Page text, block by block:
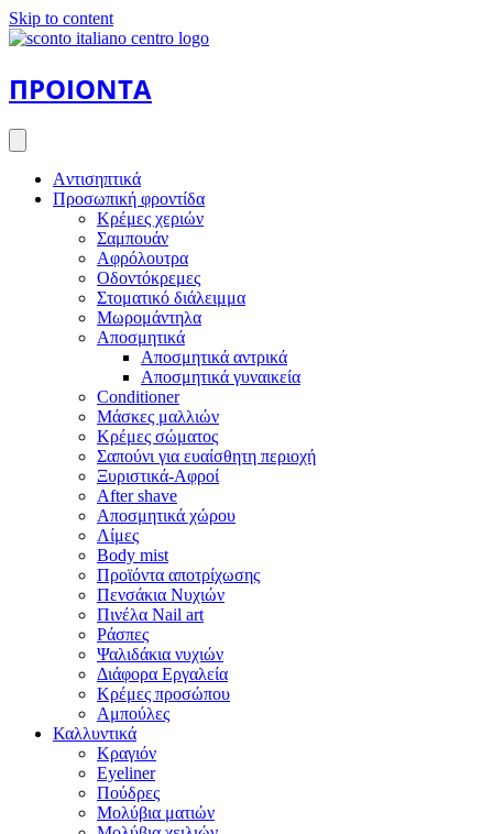
Skip to content
ΠΡΟΙΟΝΤΑ
Aντισηπτικά
Προσωπική φροντίδα
Κρέμες χεριών
Σαμπουάν
Αφρόλουτρα
Οδοντόκρεμες
Στοματικό διάλειμμα
Μωρομάντηλα
Αποσμητικά
Αποσμητικά αντρικά
Αποσμητικά γυναικεία
Conditioner
Μάσκες μαλλιών
Κρέμες σώματος
Σαπούνι για ευαίσθητη περιοχή
Ξυριστικά-Αφροί
After shave
Αποσμητικά χώρου
Λίμες
Body mist
Προϊόντα αποτρίχωσης
Πενσάκια Νυχιών
Πινέλα Nail art
Ράσπες
Ψαλιδάκια νυχιών
Διάφορα Εργαλεία
Κρέμες προσώπου
Αμπούλες
Καλλυντικά
Κραγιόν
Eyeliner
Πούδρες
Μολύβια ματιών